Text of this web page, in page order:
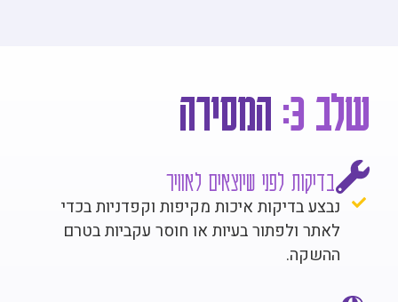
שלב 3: המסירה
בדיקות לפני שיוצאים לאוויר
נבצע בדיקות איכות מקיפות וקפדניות בכדי
לאתר ולפתור בעיות או חוסר עקביות בטרם
ההשקה.